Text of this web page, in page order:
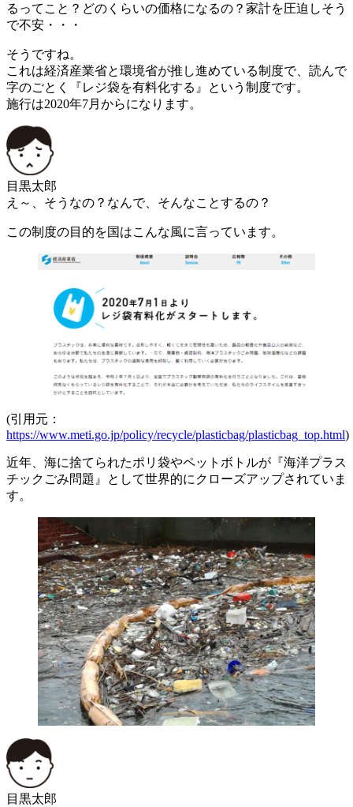
るってこと？どのくらいの価格になるの？家計を圧迫しそう
で不安・・・
そうですね。
これは経済産業省と環境省が推し進めている制度で、読んで
字のごとく『レジ袋を有料化する』という制度です。
施行は2020年7月からになります。
目黒太郎
え～、そうなの？なんで、そんなことするの？
この制度の目的を国はこんな風に言っています。
(引用元：
https://www.meti.go.jp/policy/recycle/plasticbag/plasticbag_top.html)
近年、海に捨てられたポリ袋やペットボトルが『海洋プラス
チックごみ問題』として世界的にクローズアップされていま
す。
目黒太郎